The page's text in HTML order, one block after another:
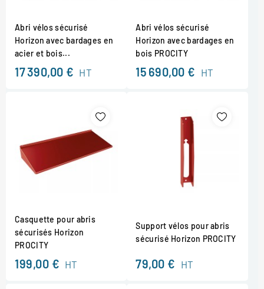
Abri vélos sécurisé
Horizon avec bardages en
acier et bois...
17 390,00 € HT
Abri vélos sécurisé
Horizon avec bardages en
bois PROCITY
15 690,00 € HT
Casquette pour abris
sécurisés Horizon
PROCITY
199,00 € HT
Support vélos pour abris
sécurisé Horizon PROCITY
79,00 € HT